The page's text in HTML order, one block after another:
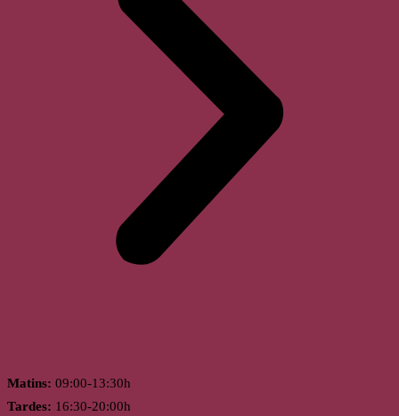
Matins: 09:00-13:30h
Tardes: 16:30-20:00h